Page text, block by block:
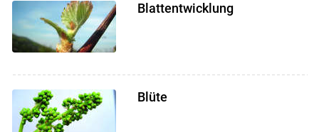
Blattentwicklung
Blüte